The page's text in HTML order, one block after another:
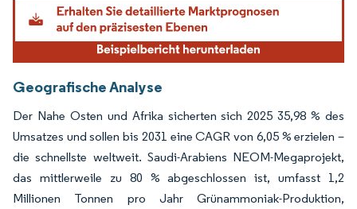
Geografische Analyse
Der Nahe Osten und Afrika sicherten sich 2025 35,98 % des
Umsatzes und sollen bis 2031 eine CAGR von 6,05 % erzielen –
die schnellste weltweit. Saudi-Arabiens NEOM-Megaprojekt,
das mittlerweile zu 80 % abgeschlossen ist, umfasst 1,2
Millionen Tonnen pro Jahr Grünammoniak-Produktion,